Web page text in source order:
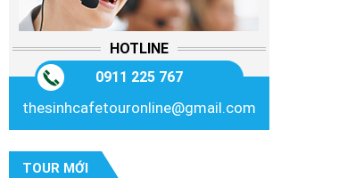
HOTLINE
0911 225 767
thesinhcafetouronline@gmail.com
TOUR MỚI